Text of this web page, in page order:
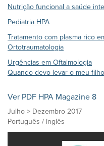
Nutrição funcional a saúde
Pediatria HPA
Tratamento com plasma rico
Ortotraumatologia
Urgências em Oftalmologia
Quando devo levar o meu
Ver PDF HPA Magazine 8
Julho > Dezembro 2017
​Português / Inglês